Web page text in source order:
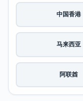
中国香港
马来西亚
阿联酋